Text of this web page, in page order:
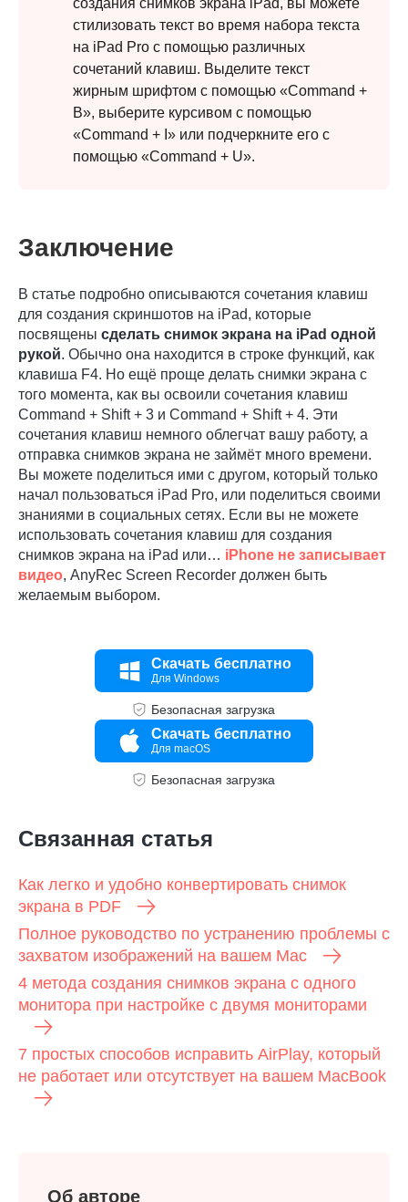
Шаг 3.
Шаг 4.
создания снимков экрана iPad, вы можете
стилизовать текст во время набора текста
на iPad Pro с помощью различных
сочетаний клавиш. Выделите текст
жирным шрифтом с помощью «Command +
B», выберите курсивом с помощью
«Command + I» или подчеркните его с
помощью «Command + U».
Заключение
В статье подробно описываются сочетания клавиш
для создания скриншотов на iPad, которые
посвящены сделать снимок экрана на iPad одной
рукой. Обычно она находится в строке функций, как
клавиша F4. Но ещё проще делать снимки экрана с
того момента, как вы освоили сочетания клавиш
Command + Shift + 3 и Command + Shift + 4. Эти
сочетания клавиш немного облегчат вашу работу, а
отправка снимков экрана не займёт много времени.
Вы можете поделиться ими с другом, который только
начал пользоваться iPad Pro, или поделиться своими
знаниями в социальных сетях. Если вы не можете
использовать сочетания клавиш для создания
снимков экрана на iPad или… iPhone не записывает
видео, AnyRec Screen Recorder должен быть
желаемым выбором.
Скачать бесплатно
Для Windows
Безопасная загрузка
Скачать бесплатно
Для macOS
Безопасная загрузка
Связанная статья
Как легко и удобно конвертировать снимок
экрана в PDF
Полное руководство по устранению проблемы с
захватом изображений на вашем Mac
4 метода создания снимков экрана с одного
монитора при настройке с двумя мониторами
7 простых способов исправить AirPlay, который
не работает или отсутствует на вашем MacBook
Об авторе